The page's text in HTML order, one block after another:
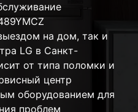
на дом, так и
LG в Санкт-
от типа поломки и
центр
оборудованием для
проблем